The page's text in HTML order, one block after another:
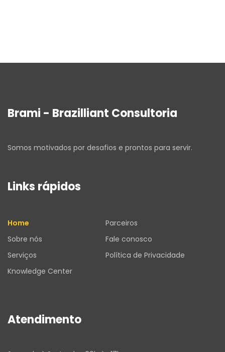
Brami - Brazilliant Consultoria
Somos motivados por desafios e prontos para servir.
Links rápidos
Home
Sobre nós
Serviços
Knowledge Center
Parceiros
Fale conosco
Política de Privacidade
Atendimento